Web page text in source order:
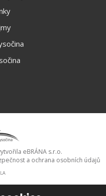
eBRÁNA s.r.o.
a ochrana osobních údajů